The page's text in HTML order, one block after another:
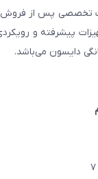
تخصصی پس از فروش،
پیشرفته و
دایسون می‌باشد.